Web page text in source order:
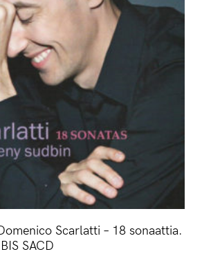
Scarlatti – 18 sonaattia.
SACD